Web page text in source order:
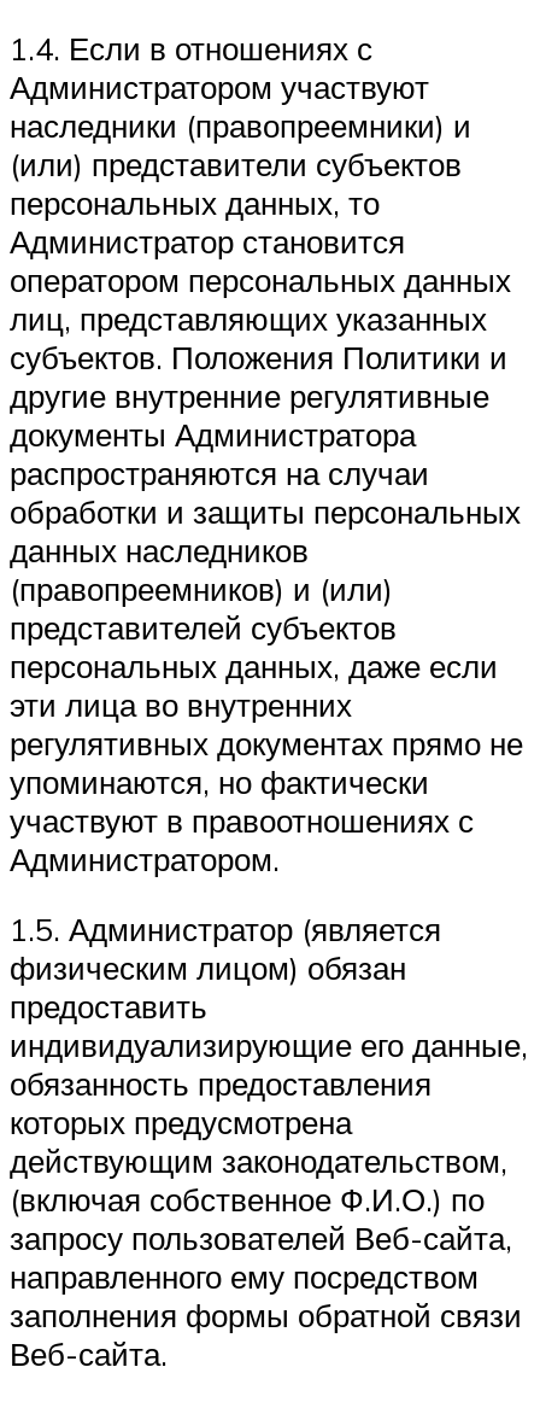
1.4. Если в отношениях с
Администратором участвуют
наследники (правопреемники) и
(или) представители субъектов
персональных данных, то
Администратор становится
оператором персональных данных
лиц, представляющих указанных
субъектов. Положения Политики и
другие внутренние регулятивные
документы Администратора
распространяются на случаи
обработки и защиты персональных
данных наследников
(правопреемников) и (или)
представителей субъектов
персональных данных, даже если
эти лица во внутренних
регулятивных документах прямо не
упоминаются, но фактически
участвуют в правоотношениях с
Администратором.
1.5. Администратор (является
физическим лицом) обязан
предоставить
индивидуализирующие его данные,
обязанность предоставления
которых предусмотрена
действующим законодательством,
(включая собственное Ф.И.О.) по
запросу пользователей Веб-сайта,
направленного ему посредством
заполнения формы обратной связи
Веб-сайта.